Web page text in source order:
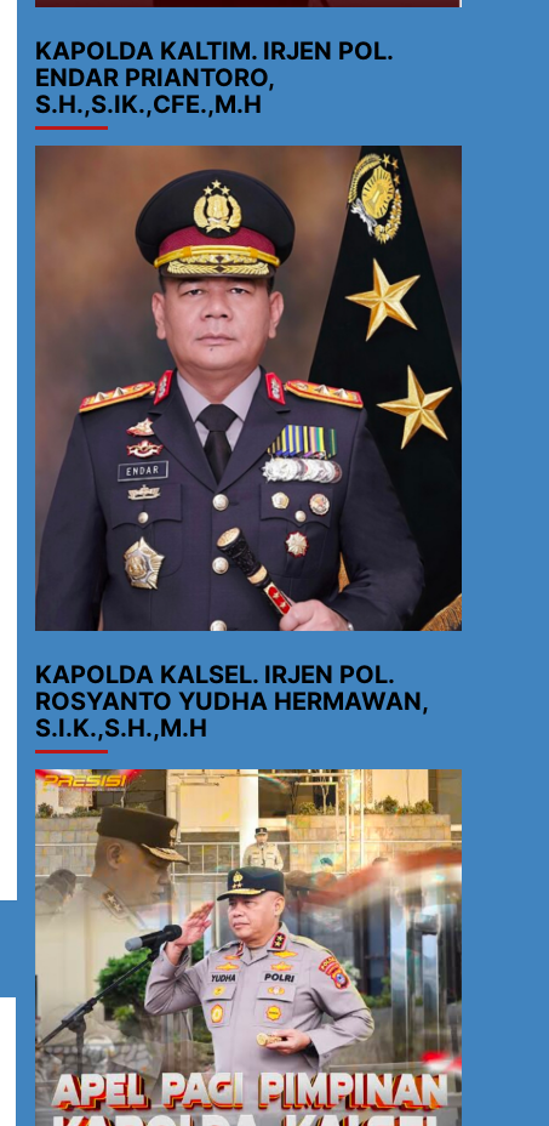
KAPOLDA KALTIM. IRJEN POL.
ENDAR PRIANTORO,
S.H.,S.IK.,CFE.,M.H
KAPOLDA KALSEL. IRJEN POL.
ROSYANTO YUDHA HERMAWAN,
S.I.K.,S.H.,M.H